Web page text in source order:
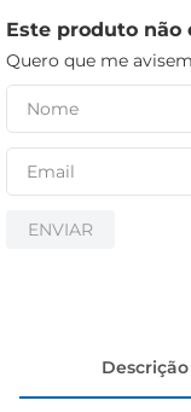
Este produto
Quero que me
ENVIAR
Descrição
papel higiênico
cerveja